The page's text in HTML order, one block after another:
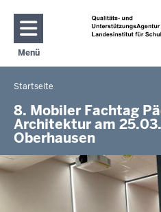
Direkt
Menü
Navigation aktivieren/deaktivieren:
Sie
befinden
sich
hier
Startseite
8. Mobiler Fachtag
Architektur am
Oberhausen